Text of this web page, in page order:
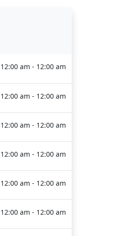
12:00 am - 12:00 am
12:00 am - 12:00 am
12:00 am - 12:00 am
12:00 am - 12:00 am
12:00 am - 12:00 am
12:00 am - 12:00 am